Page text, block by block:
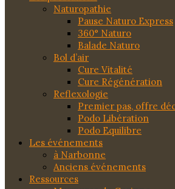
Naturopathie
Pause Naturo Express
360° Naturo
Balade Naturo
Bol d’air
Cure Vitalité
Cure Régénération
Reflexologie
Premier pas, offre
Podo Libération
Podo Equilibre
Les événements
à Narbonne
Anciens événements
Ressources